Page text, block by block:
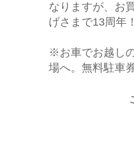
なりますが、お
げさまで13周年
※お車でお越し
場へ。無料駐車